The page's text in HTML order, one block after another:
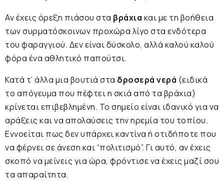
Αν έχεις όρεξη πιάσου στα βράχια και με τη βοήθεια
των συρματόσκοινων προχώρα λίγο στα ενδότερα
του φαραγγιού. Δεν είναι δύσκολο, αλλά καλού καλού
φόρα ένα αθλητικό παπούτσι.
Κατά τ’ άλλα μια βουτιά στα δροσερά νερά (ειδικά
το απόγευμα που πέφτει η σκιά από τα βράχια)
κρίνεται επιβεβλημένη. Το σημείο είναι ιδανικό για να
αράξεις και να απολαύσεις την ηρεμία του τοπίου.
Εννοείται πως δεν υπάρχει καντίνα ή οτιδήποτε που
να φέρνει σε άνεση και “πολιτισμό”. Γι αυτό, αν έχεις
σκοπό να μείνεις για ώρα, φρόντισε να έχεις μαζί σου
τα απαραίτητα.